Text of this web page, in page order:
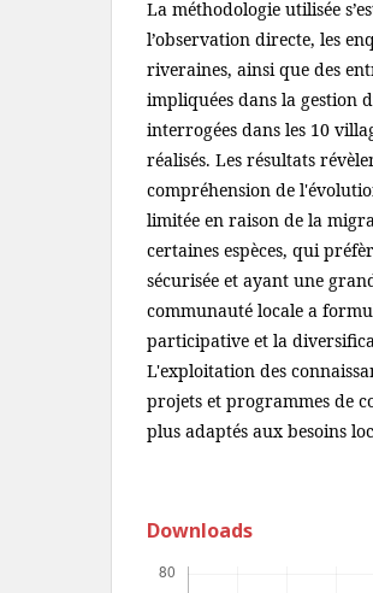
La méthodologie utilisée
l’observation directe, les
riveraines, ainsi que des
impliquées dans la gestion
interrogées dans les 10
réalisés. Les résultats
compréhension de
limitée en raison de la
certaines espèces, qui
sécurisée et ayant une
communauté locale a
participative et la
L'exploitation des
projets et programmes de
plus adaptés aux besoins
Downloads